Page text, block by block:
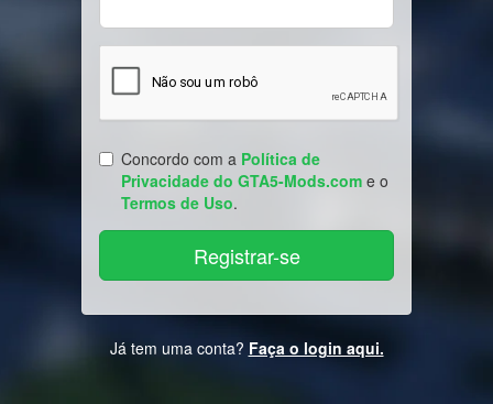
Concordo com a Política de
Privacidade do GTA5-Mods.com e o
Termos de Uso.
Já tem uma conta? Faça o login aqui.